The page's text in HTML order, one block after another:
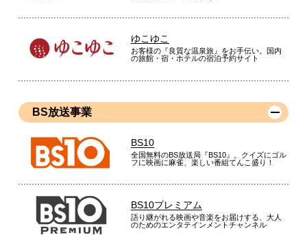
ゆこゆこ
お客様の『良質な温泉旅』をお手伝い。国内
の旅館・宿・ホテルの宿泊予約サイト
BS放送事業
BS10
全国無料のBS放送局『BS10』。クイズにゴル
フに映画に麻雀、楽しい番組てんこ盛り！
BS10プレミアム
語り継がれる映画や音楽をお届けする、大人
のためのエンタテインメントチャンネル